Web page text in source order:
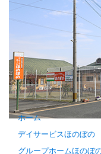
ホーム
デイサービスほのぼの
グループホームほのぼ